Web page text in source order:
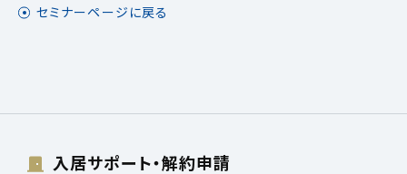
セミナーページに戻る
入居サポート・解約申請